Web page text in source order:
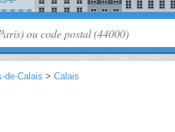
de-Calais > Calais